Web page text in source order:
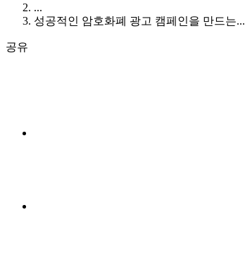
...
성공적인 암호화폐 광고 캠페인을 만드는...
공유